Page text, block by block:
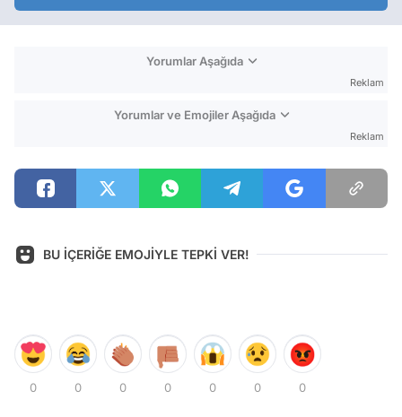
Yorumlar Aşağıda
Reklam
Yorumlar ve Emojiler Aşağıda
Reklam
BU İÇERİĞE EMOJİYLE TEPKİ VER!
0 0 0 0 0 0 0